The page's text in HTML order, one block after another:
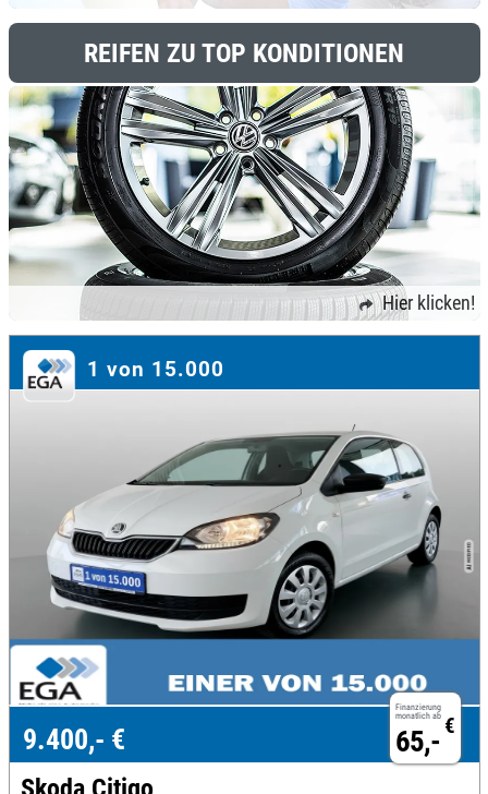
REIFEN ZU TOP KONDITIONEN
Hier klicken!
1 von 15.000
Finanzierung
monatlich ab €
65,-
9.400,- €